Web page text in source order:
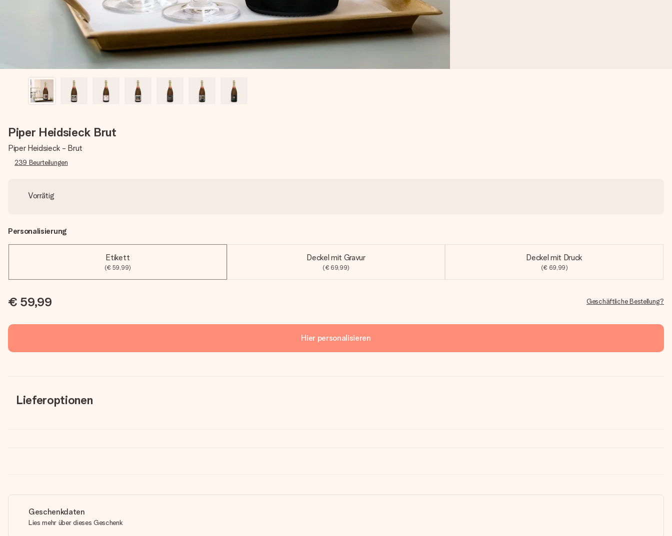
Piper Heidsieck Brut
Piper Heidsieck - Brut
239 Beurteilungen
Vorrätig
Personalisierung
Etikett
(€ 59,99)
Deckel mit Gravur
(€ 69,99)
Deckel mit Druck
(€ 69,99)
€ 59,99 Geschäftliche Bestellung?
Hier personalisieren
Lieferoptionen
Geschenkdaten
Lies mehr über dieses Geschenk